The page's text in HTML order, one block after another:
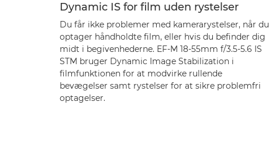
Dynamic IS for film uden rystelser
Du får ikke problemer med kamerarystelser, når du
optager håndholdte film, eller hvis du befinder dig
midt i begivenhederne. EF-M 18-55mm f/3.5-5.6 IS
STM bruger Dynamic Image Stabilization i
filmfunktionen for at modvirke rullende
bevægelser samt rystelser for at sikre problemfri
optagelser.